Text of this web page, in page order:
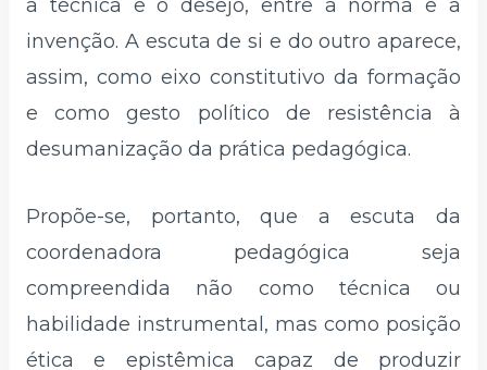
a técnica e o desejo, entre a norma e a
invenção. A escuta de si e do outro aparece,
assim, como eixo constitutivo da formação
e como gesto político de resistência à
desumanização da prática pedagógica.
Propõe-se, portanto, que a escuta da
coordenadora pedagógica seja
compreendida não como técnica ou
habilidade instrumental, mas como posição
ética e epistêmica capaz de produzir